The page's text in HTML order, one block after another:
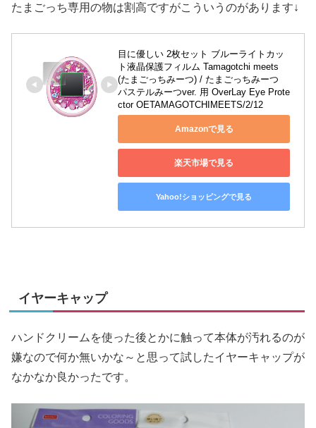
たまごっち専用の物は割高ですがこういうのがあります↓
目に優しい 2枚セット ブルーライトカッ
ト液晶保護フィルム Tamagotchi meets
(たまごっちみーつ) / たまごっちみーつ
パステルみーつver. 用 OverLay Eye Prote
ctor OETAMAGOTCHIMEETS/2/12
Amazonで見る
楽天市場で見る
Yahoo!ショッピングで見る
イヤーキャップ
ハンドクリームを使った後とかに触って本体が汚れるのが
嫌なので何か無いかな～と思って試したイヤーキャップが
なかなか良かったです。